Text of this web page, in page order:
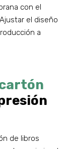
con el
el diseño
a
de libros